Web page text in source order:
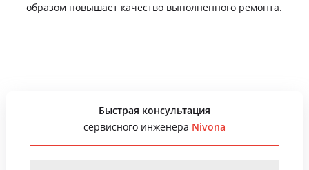
образом повышает качество выполненного ремонта.
Быстрая консультация
сервисного инженера Nivona